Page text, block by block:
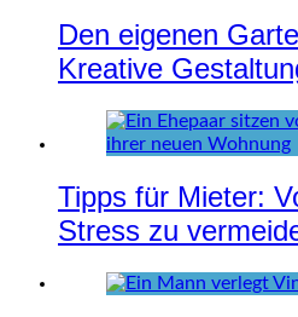
Den eigenen
Kreative
Tipps für Mieter:
Stress zu